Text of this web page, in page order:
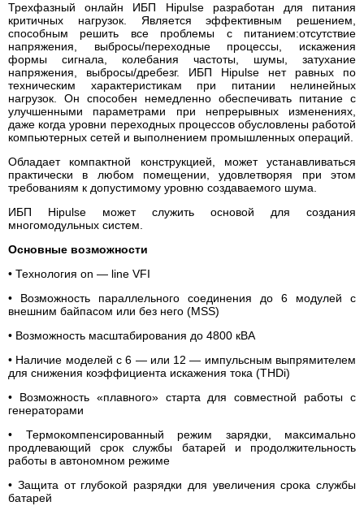
Трехфазный онлайн ИБП Hipulse разработан для питания
критичных нагрузок. Является эффективным решением,
способным решить все проблемы с питанием:отсутствие
напряжения, выбросы/переходные процессы, искажения
формы сигнала, колебания частоты, шумы, затухание
напряжения, выбросы/дребезг. ИБП Hipulse нет равных по
техническим характеристикам при питании нелинейных
нагрузок. Он способен немедленно обеспечивать питание с
улучшенными параметрами при непрерывных изменениях,
даже когда уровни переходных процессов обусловлены работой
компьютерных сетей и выполнением промышленных операций.
Обладает компактной конструкцией, может устанавливаться
практически в любом помещении, удовлетворяя при этом
требованиям к допустимому уровню создаваемого шума.
ИБП Hipulse может служить основой для создания
многомодульных систем.
Основные возможности
• Технология оn — line VFI
• Возможность параллельного соединения до 6 модулей с
внешним байпасом или без него (MSS)
• Возможность масштабирования до 4800 кВА
• Наличие моделей с 6 — или 12 — импульсным выпрямителем
для снижения коэффициента искажения тока (THDi)
• Возможность «плавного» старта для совместной работы с
генераторами
• Термокомпенсированный режим зарядки, максимально
продлевающий срок службы батарей и продолжительность
работы в автономном режиме
• Защита от глубокой разрядки для увеличения срока службы
батарей